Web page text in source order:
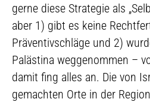
gerne diese Strategie als
aber 1) gibt es keine
Präventivschläge und 2)
Palästina weggenommen –
damit fing alles an. Die von
gemachten Orte in der